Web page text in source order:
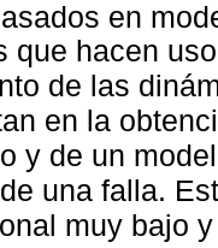
en
que hacen
de las
en la
y de un
una falla.
muy bajo